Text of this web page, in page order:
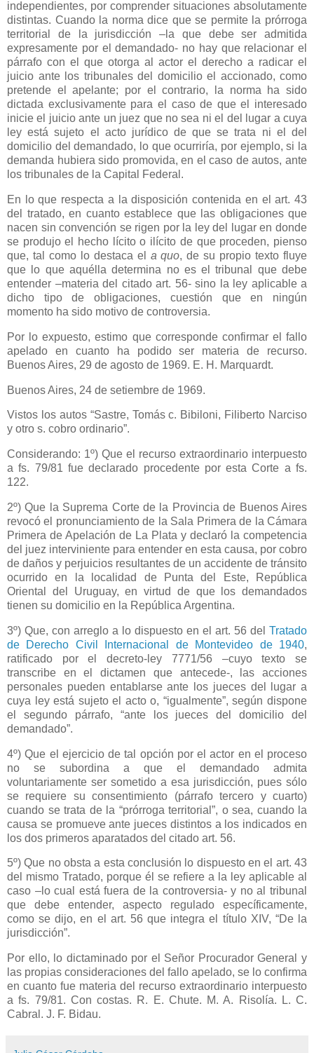
independientes, por comprender situaciones absolutamente
distintas. Cuando la norma dice que se permite la prórroga
territorial de la jurisdicción –la que debe ser admitida
expresamente por el demandado- no hay que relacionar el
párrafo con el que otorga al actor el derecho a radicar el
juicio ante los tribunales del domicilio el accionado, como
pretende el apelante; por el contrario, la norma ha sido
dictada exclusivamente para el caso de que el interesado
inicie el juicio ante un juez que no sea ni el del lugar a cuya
ley está sujeto el acto jurídico de que se trata ni el del
domicilio del demandado, lo que ocurriría, por ejemplo, si la
demanda hubiera sido promovida, en el caso de autos, ante
los tribunales de la Capital Federal.
En lo que respecta a la disposición contenida en el art. 43
del tratado, en cuanto establece que las obligaciones que
nacen sin convención se rigen por la ley del lugar en donde
se produjo el hecho lícito o ilícito de que proceden, pienso
que, tal como lo destaca el a quo, de su propio texto fluye
que lo que aquélla determina no es el tribunal que debe
entender –materia del citado art. 56- sino la ley aplicable a
dicho tipo de obligaciones, cuestión que en ningún
momento ha sido motivo de controversia.
Por lo expuesto, estimo que corresponde confirmar el fallo
apelado en cuanto ha podido ser materia de recurso.
Buenos Aires, 29 de agosto de 1969. E. H. Marquardt.
Buenos Aires, 24 de setiembre de 1969.
Vistos los autos “Sastre, Tomás c. Bibiloni, Filiberto Narciso
y otro s. cobro ordinario”.
Considerando: 1º) Que el recurso extraordinario interpuesto
a fs. 79/81 fue declarado procedente por esta Corte a fs.
122.
2º) Que la Suprema Cortede la Provincia de Buenos Aires
revocó el pronunciamiento de la Sala Primera de la Cámara
Primera de Apelación de La Plata y declaró la competencia
del juez interviniente para entender en esta causa, por cobro
de daños y perjuicios resultantes de un accidente de tránsito
ocurrido en la localidad de Punta del Este, República
Oriental del Uruguay, en virtud de que los demandados
tienen su domicilio en la República Argentina.
3º) Que, con arreglo a lo dispuesto en el art. 56 del Tratado
de Derecho Civil Internacional de Montevideo de 1940,
ratificado por el decreto-ley 7771/56 –cuyo texto se
transcribe en el dictamen que antecede-, las acciones
personales pueden entablarse ante los jueces del lugar a
cuya ley está sujeto el acto o, “igualmente”, según dispone
el segundo párrafo, “ante los jueces del domicilio del
demandado”.
4º) Que el ejercicio de tal opción por el actor en el proceso
no se subordina a que el demandado admita
voluntariamente ser sometido a esa jurisdicción, pues sólo
se requiere su consentimiento (párrafo tercero y cuarto)
cuando se trata de la “prórroga territorial”, o sea, cuando la
causa se promueve ante jueces distintos a los indicados en
los dos primeros aparatados del citado art. 56.
5º) Que no obsta a esta conclusión lo dispuesto en el art. 43
del mismo Tratado, porque él se refiere a la ley aplicable al
caso –lo cual está fuera de la controversia- y no al tribunal
que debe entender, aspecto regulado específicamente,
como se dijo, en el art. 56 que integra el título XIV, “De la
jurisdicción”.
Por ello, lo dictaminado por el Señor Procurador General y
las propias consideraciones del fallo apelado, se lo confirma
en cuanto fue materia del recurso extraordinario interpuesto
a fs. 79/81. Con costas. R. E. Chute. M. A. Risolía. L. C.
Cabral. J. F. Bidau.